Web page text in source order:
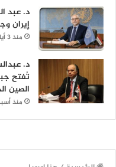
د. عبد
إيران
منذ 3 أيام
د.
تُفتح
الصين
منذ